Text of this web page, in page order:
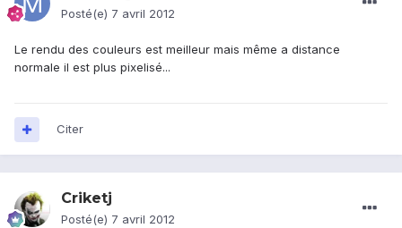
Posté(e) 7 avril 2012
Le rendu des couleurs est meilleur mais même a distance
normale il est plus pixelisé...
Citer
Criketj
Posté(e) 7 avril 2012